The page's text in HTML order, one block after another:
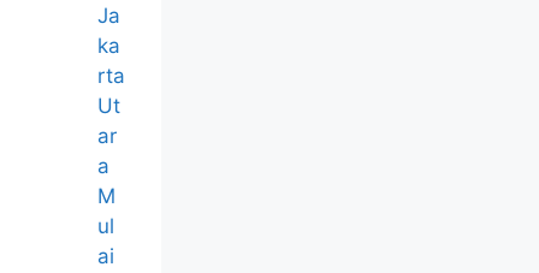
Ja
ka
rta
Ut
ar
a
M
ul
ai